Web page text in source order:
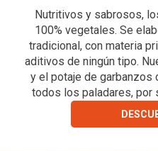
Nutritivos y sabrosos,
100% vegetales. Se
tradicional, con materia
aditivos de ningún tipo.
y el potaje de garbanzos
todos los paladares, por